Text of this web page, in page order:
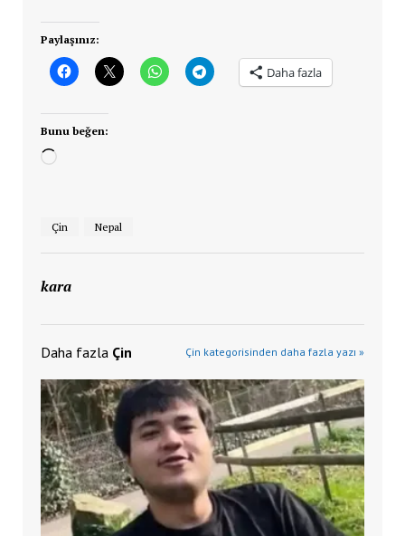
Paylaşınız:
Daha fazla
Bunu beğen:
Yükleniyor...
Çin Nepal
kara
Daha fazla Çin Çin kategorisinden daha fazla yazı »